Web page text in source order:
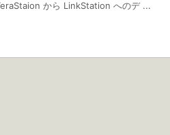
から LinkStation へのデ ...